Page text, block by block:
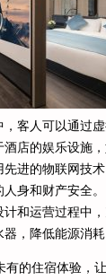
客人可以通过
店的娱乐设施
进的物联网技
身和财产安全。
和运营过程中
，降低能源消耗
的住宿体验，